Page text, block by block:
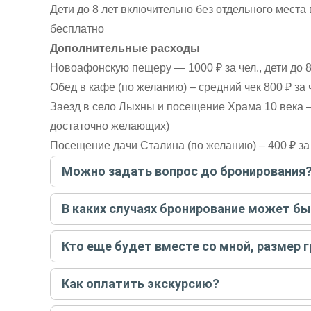
Дети до 8 лет включительно без отдельного места
бесплатно
Дополнительные расходы
Новоафонскую пещеру — 1000 ₽ за чел., дети до
Обед в кафе (по желанию) – средний чек 800 ₽ за
Заезд в село Лыхны и посещение Храма 10 века –
достаточно желающих)
Посещение дачи Сталина (по желанию) – 400 ₽ за
Можно задать вопрос до бронирования?
Достаточно перейти по ссылке «Задать вопрос» и
бронируйте экскурсию.Задать вопрос.
В каких случаях бронирование может
Только в случае неблагоприятных погодных
вас об отмене, а мы вернем предоплату на карту. Во
Кто еще будет вместе со мной, размер
Если экскурсия индивидуальная, гид проведет
условий конкретной экскурсии.
Как оплатить экскурсию?
Создайте заказ на удобную дату и время, и